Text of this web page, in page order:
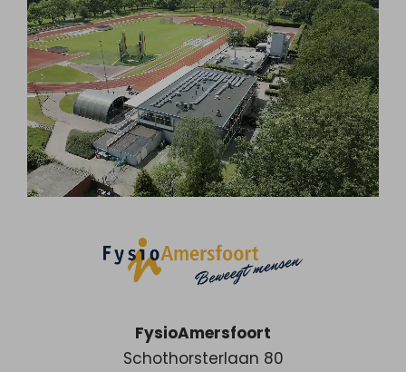
FysioAmersfoort
Schothorsterlaan 80